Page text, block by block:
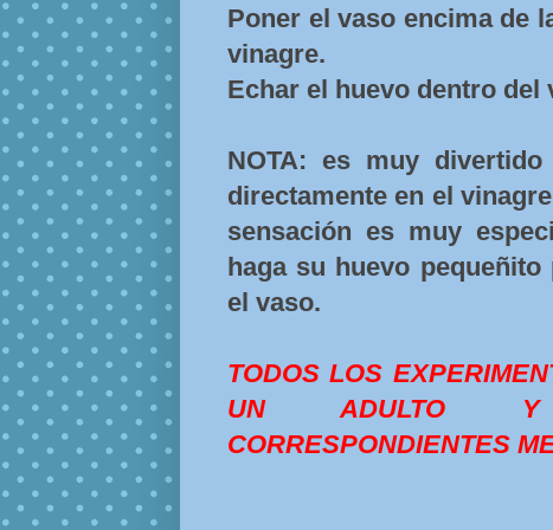
Poner el vaso encima de
vinagre.
Echar el huevo dentro del
NOTA: es muy
directamente en el
sensación es muy
haga su huevo
el vaso.
TODOS LOS
UN ADULTO Y
CORRESPONDIENTES